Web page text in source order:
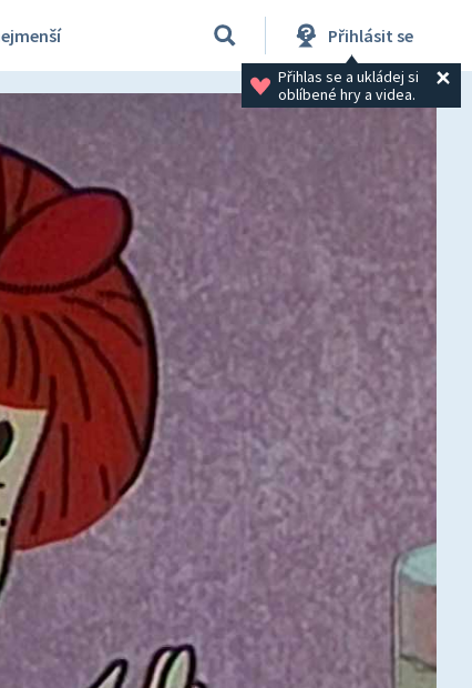
Přihlásit se
Přihlas se a ukládej si
oblíbené hry a videa.